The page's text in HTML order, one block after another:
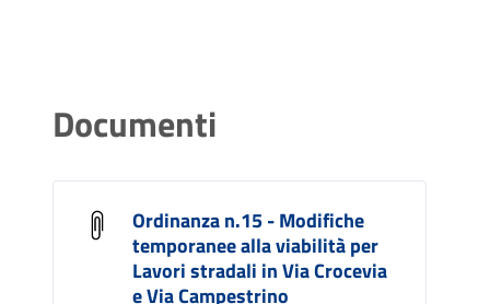
Documenti
Ordinanza n.15 - Modifiche
temporanee alla viabilità per
Lavori stradali in Via Crocevia
e Via Campestrino